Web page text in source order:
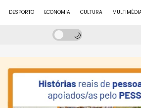
DESPORTO ECONOMIA CULTURA